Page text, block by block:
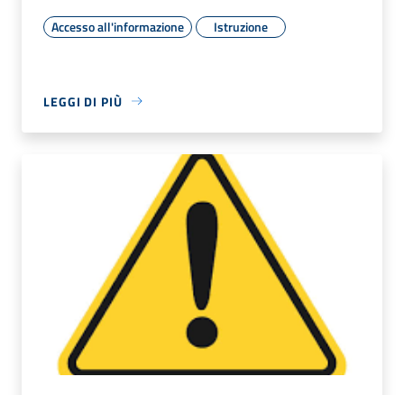
Accesso all'informazione Istruzione
LEGGI DI PIÙ